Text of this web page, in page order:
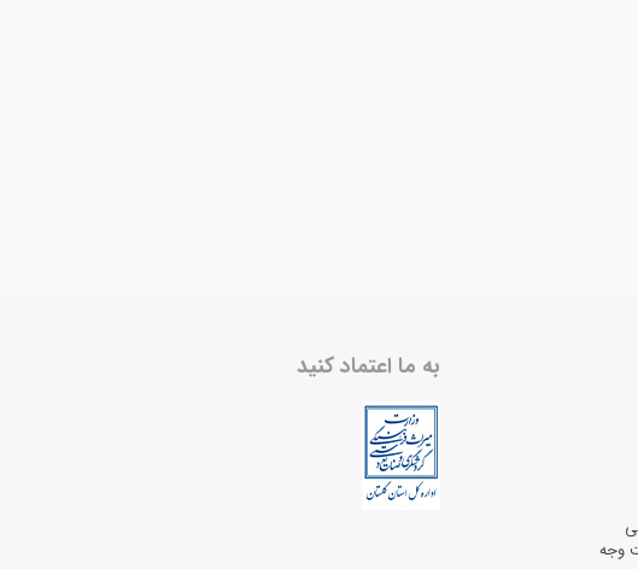
وجه
به ما اعتماد کنید